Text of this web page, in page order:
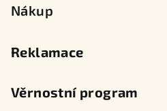
Nákup
Reklamace
Věrnostní program